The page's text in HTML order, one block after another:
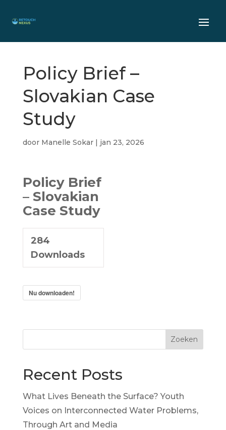
Policy Brief –
Slovakian Case
Study
door Manelle Sokar| jan 23, 2026
Policy Brief
– Slovakian
Case Study
284
Downloads
Nu downloaden!
Zoeken
Recent Posts
What Lives Beneath the Surface? Youth
Voices on Interconnected Water Problems,
Through Art and Media